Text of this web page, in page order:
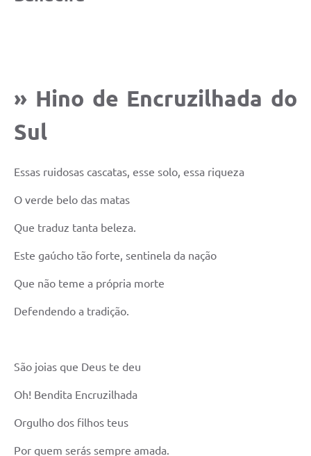
Carta de Serviços
Relatório Ouvidoria 2021
Relatório Ouvidoria 2022
Relatório Ouvidoria 2024
Galeria de Fotos
Negócios
» Hino de Encruzilhada do
Sul
Essas ruidosas cascatas, esse solo, essa riqueza
O verde belo das matas
Que traduz tanta beleza.
Este gaúcho tão forte, sentinela da nação
Que não teme a própria morte
Defendendo a tradição.
São joias que Deus te deu
Oh! Bendita Encruzilhada
Orgulho dos filhos teus
Por quem serás sempre amada.